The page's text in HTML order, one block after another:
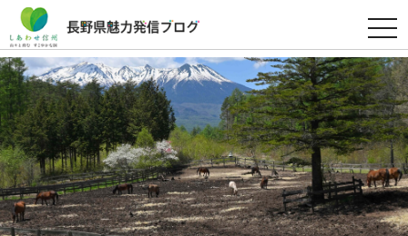
t
o
g
g
l
e
n
a
v
i
g
a
t
i
o
n